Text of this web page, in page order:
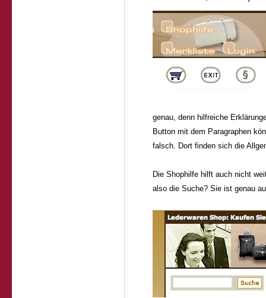
genau, denn hilfreiche
Button mit dem Paragraphen
falsch. Dort finden sich die
Die Shophilfe hilft auch nicht
also die Suche? Sie ist genau